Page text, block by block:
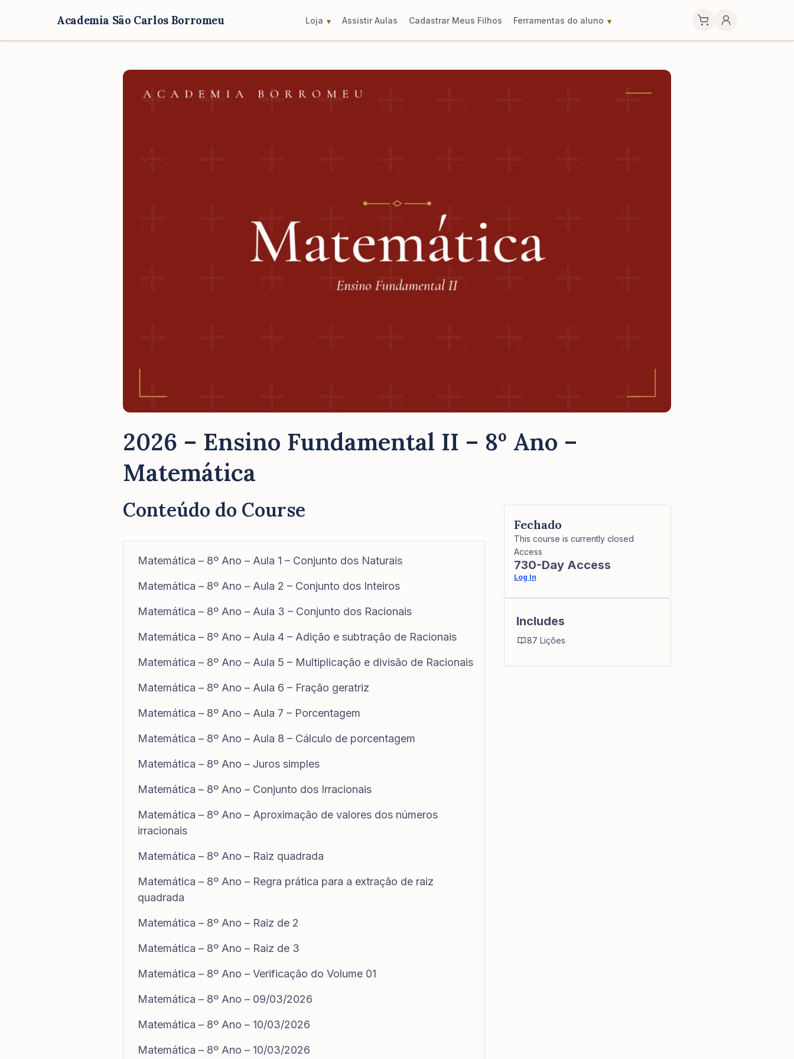
Academia São Carlos Borromeu Loja Assistir Aulas Cadastrar Meus Filhos Ferramentas do aluno
2026 – Ensino Fundamental II – 8º Ano –
Matemática
Conteúdo do Course
Matemática – 8º Ano – Aula 1 – Conjunto dos Naturais
Matemática – 8º Ano – Aula 2 – Conjunto dos Inteiros
Matemática – 8º Ano – Aula 3 – Conjunto dos Racionais
Matemática – 8º Ano – Aula 4 – Adição e subtração de Racionais
Matemática – 8º Ano – Aula 5 – Multiplicação e divisão de Racionais
Matemática – 8º Ano – Aula 6 – Fração geratriz
Matemática – 8º Ano – Aula 7 – Porcentagem
Matemática – 8º Ano – Aula 8 – Cálculo de porcentagem
Matemática – 8º Ano – Juros simples
Matemática – 8º Ano – Conjunto dos Irracionais
Matemática – 8º Ano – Aproximação de valores dos números
irracionais
Matemática – 8º Ano – Raiz quadrada
Matemática – 8º Ano – Regra prática para a extração de raiz
quadrada
Matemática – 8º Ano – Raiz de 2
Matemática – 8º Ano – Raiz de 3
Matemática – 8º Ano – Verificação do Volume 01
Matemática – 8º Ano – 09/03/2026
Matemática – 8º Ano – 10/03/2026
Matemática – 8º Ano – 10/03/2026
Fechado
This course is currently closed
Access
730-Day Access
Log In
Includes
87 Lições